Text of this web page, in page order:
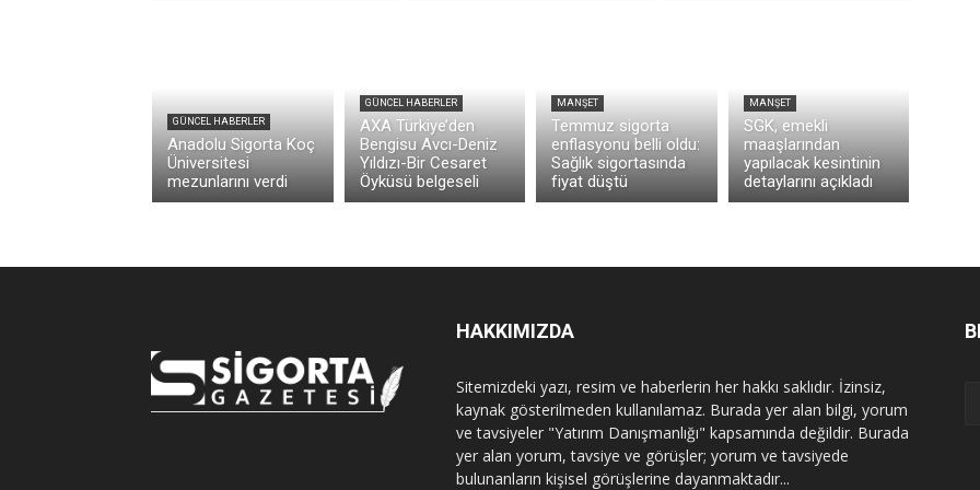
GÜNCEL HABERLER
Anadolu Sigorta Koç
Üniversitesi
mezunlarını verdi
GÜNCEL HABERLER
AXA Türkiye’den
Bengisu Avcı-Deniz
Yıldızı-Bir Cesaret
Öyküsü belgeseli
MANŞET
Temmuz sigorta
enflasyonu belli oldu:
Sağlık sigortasında
fiyat düştü
MANŞET
SGK, emekli
maaşlarından
yapılacak kesintinin
detaylarını açıkladı
HAKKIMIZDA
Sitemizdeki yazı, resim ve haberlerin her hakkı saklıdır. İzinsiz,
kaynak gösterilmeden kullanılamaz. Burada yer alan bilgi, yorum
ve tavsiyeler "Yatırım Danışmanlığı" kapsamında değildir. Burada
yer alan yorum, tavsiye ve görüşler; yorum ve tavsiyede
bulunanların kişisel görüşlerine dayanmaktadır...